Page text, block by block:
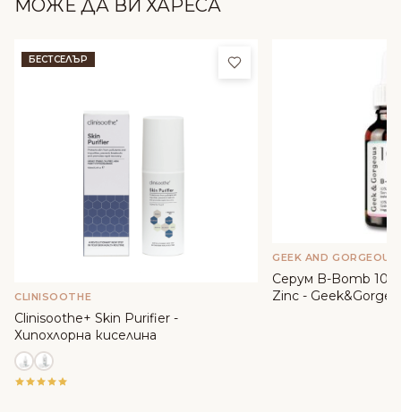
МОЖЕ ДА ВИ ХАРЕСА
БЕСТСЕЛЪР Добави в любими
CLINISOOTHE
Clinisoothe+ Skin Purifier -
Хипохлорна киселина
GEEK AND GORGEOUS
Серум B-Bomb
Zinc -